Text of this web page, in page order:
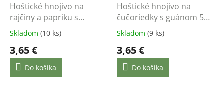
Hoštické hnojivo na
rajčiny a papriku s
guánom 500 ml
Skladom (10 ks)
3,65 €
Do košíka
Hoštické hnojivo na
čučoriedky s guánom 500
ml
Skladom (9 ks)
3,65 €
Do košíka